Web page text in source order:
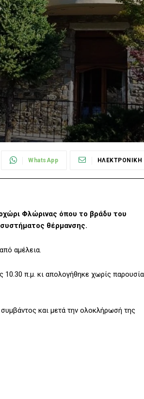
WhatsApp ΗΛΕΚΤΡΟΝΙΚΗ
Φλώρινας όπου το βράδυ του
θέρμανσης.
αμέλεια.
10.30 π.μ. κι απολογήθηκε χωρίς παρουσία
συμβάντος και μετά την ολοκλήρωσή της